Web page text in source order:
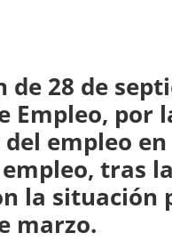
28 de
Empleo, por
empleo
tras
la situación
marzo.